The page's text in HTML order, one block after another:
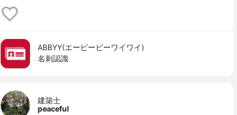
ABBYY(エービービーワイワイ)
名刺認識
建築士
peaceful